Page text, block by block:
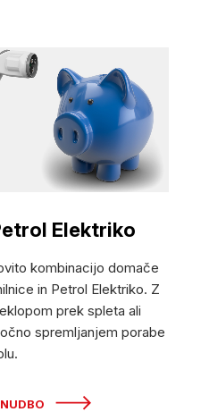
Elektriko
kombinacijo domače
in Petrol Elektriko. Z
prek spleta ali
spremljanjem porabe